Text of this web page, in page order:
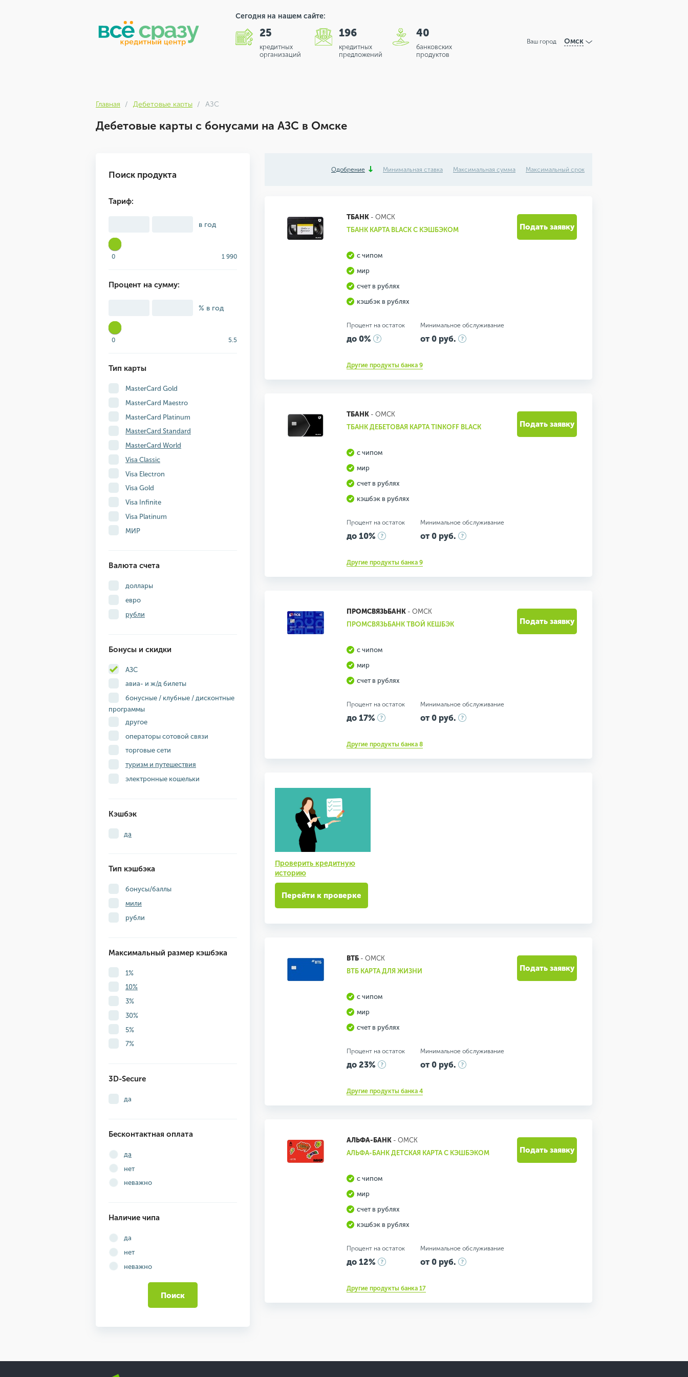
Сегодня на нашем сайте:
25
кредитных
организаций
196
кредитных
предложений
40
банковских
продуктов
Ваш город Омск
Главная Дебетовые карты АЗС
Дебетовые карты с бонусами на АЗС в Омске
Поиск продукта
Тариф:
в год
0 1 990
Процент на сумму:
% в год
0 5.5
Тип карты
MasterCard Gold
MasterCard Maestro
MasterCard Platinum
MasterCard Standard
MasterCard World
Visa Classic
Visa Electron
Visa Gold
Visa Infinite
Visa Platinum
МИР
Валюта счета
доллары
евро
рубли
Бонусы и скидки
АЗС
авиа- и ж/д билеты
бонусные / клубные / дисконтные
программы
другое
операторы сотовой связи
торговые сети
туризм и путешествия
электронные кошельки
Кэшбэк
да
Тип кэшбэка
бонусы/баллы
мили
рубли
Максимальный размер кэшбэка
1%
10%
3%
30%
5%
7%
3D-Secure
да
Бесконтактная оплата
да
нет
неважно
Наличие чипа
да
нет
неважно
Поиск
Одобрение Минимальная ставка Максимальная сумма Максимальный срок
ТБАНК- ОМСК
ТБАНК КАРТА BLACK С КЭШБЭКОМ
с чипом
мир
счет в рублях
кэшбэк в рублях
Процент на остаток
до 0%
Минимальное обслуживание
от 0 руб.
Другие продукты банка 9
Подать заявку
ТБАНК- ОМСК
ТБАНК ДЕБЕТОВАЯ КАРТА TINKOFF BLACK
с чипом
мир
счет в рублях
кэшбэк в рублях
Процент на остаток
до 10%
Минимальное обслуживание
от 0 руб.
Другие продукты банка 9
Подать заявку
ПРОМСВЯЗЬБАНК- ОМСК
ПРОМСВЯЗЬБАНК ТВОЙ КЕШБЭК
с чипом
мир
счет в рублях
Процент на остаток
до 17%
Минимальное обслуживание
от 0 руб.
Другие продукты банка 8
Подать заявку
Проверить кредитную
историю
Перейти к проверке
ВТБ- ОМСК
ВТБ КАРТА ДЛЯ ЖИЗНИ
с чипом
мир
счет в рублях
Процент на остаток
до 23%
Минимальное обслуживание
от 0 руб.
Другие продукты банка 4
Подать заявку
АЛЬФА-БАНК- ОМСК
АЛЬФА-БАНК ДЕТСКАЯ КАРТА С КЭШБЭКОМ
с чипом
мир
счет в рублях
кэшбэк в рублях
Процент на остаток
до 12%
Минимальное обслуживание
от 0 руб.
Другие продукты банка 17
Подать заявку